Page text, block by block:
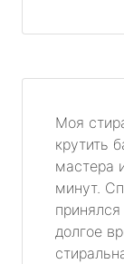
Моя
крутить
мастера
минут.
долгое